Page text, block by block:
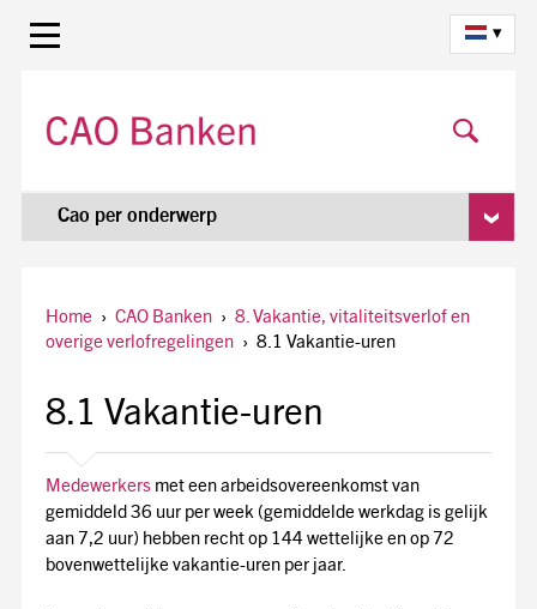
▾
Cao per onderwerp
Home › CAO Banken › 8. Vakantie, vitaliteitsverlof en
overige verlofregelingen › 8.1 Vakantie-uren
8.1 Vakantie-uren
Medewerkersmet een arbeidsovereenkomst van
gemiddeld 36 uur per week (gemiddelde werkdag is gelijk
aan 7,2 uur) hebben recht op 144 wettelijke en op 72
bovenwettelijke vakantie-uren per jaar.